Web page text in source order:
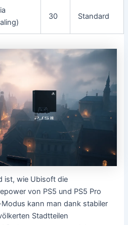
30 Standard
ist, wie Ubisoft die
von PS5 und PS5 Pro
kann man dank stabiler
Stadtteilen